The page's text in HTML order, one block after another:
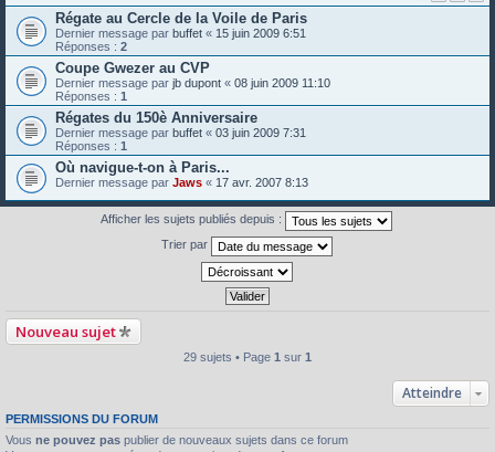
Régate au Cercle de la Voile de Paris
Dernier message par buffet « 15 juin 2009 6:51
Réponses : 2
Coupe Gwezer au CVP
Dernier message par jb dupont « 08 juin 2009 11:10
Réponses : 1
Régates du 150è Anniversaire
Dernier message par buffet « 03 juin 2009 7:31
Réponses : 1
Où navigue-t-on à Paris...
Dernier message par Jaws « 17 avr. 2007 8:13
Afficher les sujets publiés depuis :
Trier par
Nouveau sujet
29 sujets • Page 1 sur 1
Atteindre
PERMISSIONS DU FORUM
Vous ne pouvez pas publier de nouveaux sujets dans ce forum